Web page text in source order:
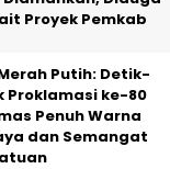
Proyek Pemkab
Putih: Detik-
Proklamasi ke-80
Penuh Warna
dan Semangat